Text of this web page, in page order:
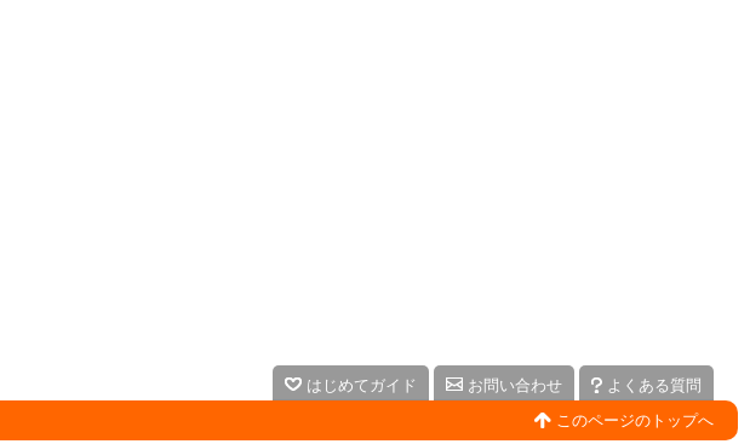
はじめてガイド お問い合わせ
よくある質問
このページのトップへ